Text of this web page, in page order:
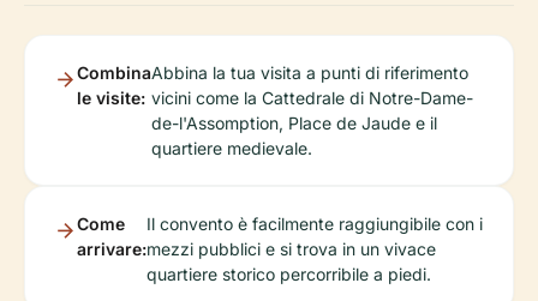
Combina
le visite:
Abbina la tua visita a punti di riferimento
vicini come la Cattedrale di Notre-Dame-
de-l'Assomption, Place de Jaude e il
quartiere medievale.
Come
arrivare:
Il convento è facilmente raggiungibile con i
mezzi pubblici e si trova in un vivace
quartiere storico percorribile a piedi.